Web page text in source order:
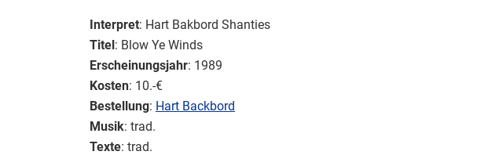
Interpret: Hart Bakbord Shanties
Titel: Blow Ye Winds
Erscheinungsjahr: 1989
Kosten: 10.-€
Bestellung: Hart Backbord
Musik: trad.
Texte: trad.